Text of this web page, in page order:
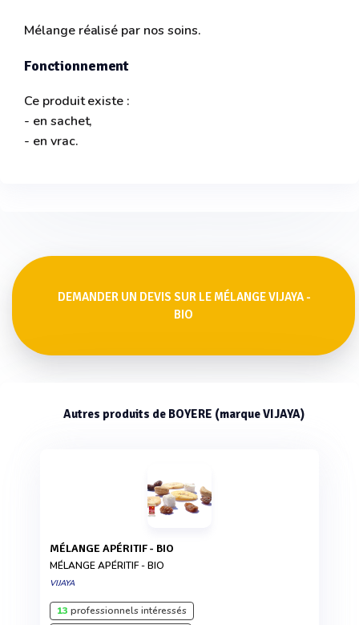
Mélange réalisé par nos soins.
Fonctionnement
Ce produit existe :
- en sachet,
- en vrac.
DEMANDER UN DEVIS SUR LE MÉLANGE VIJAYA -
BIO
Autres produits de BOYERE (marque VIJAYA)
MÉLANGE APÉRITIF - BIO
MÉLANGE APÉRITIF - BIO
VIJAYA
13 professionnels intéressés